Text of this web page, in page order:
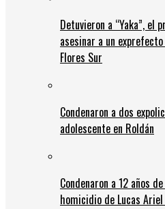
Detuvieron a “Yaka”, el
asesinar a un
Flores Sur
Condenaron a dos
adolescente en Roldán
Condenaron a 12 años
homicidio de Lucas